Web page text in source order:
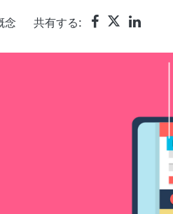
念 共有する: